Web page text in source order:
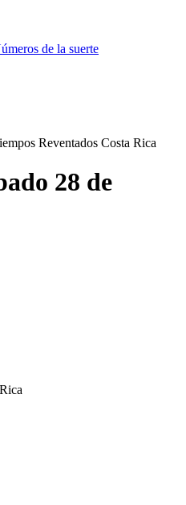
de la suerte
28 de